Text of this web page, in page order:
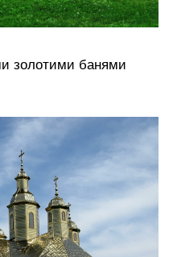
золотими банями